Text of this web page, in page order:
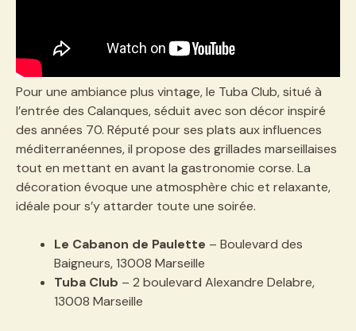
Pour une ambiance plus vintage, le Tuba Club, situé à
l’entrée des Calanques, séduit avec son décor inspiré
des années 70. Réputé pour ses plats aux influences
méditerranéennes, il propose des grillades marseillaises
tout en mettant en avant la gastronomie corse. La
décoration évoque une atmosphère chic et relaxante,
idéale pour s’y attarder toute une soirée.
Le Cabanon de Paulette – Boulevard des
Baigneurs, 13008 Marseille
Tuba Club – 2 boulevard Alexandre Delabre,
13008 Marseille